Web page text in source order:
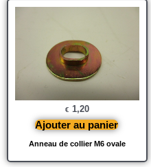
Anneau de collier M6 ovale
€ 1,20
Ajouter au panier